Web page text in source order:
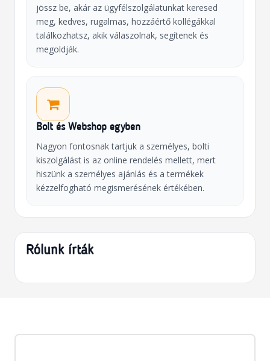
jössz be, akár az ügyfélszolgálatunkat keresed
meg, kedves, rugalmas, hozzáértő kollégákkal
találkozhatsz, akik válaszolnak, segítenek és
megoldják.
Bolt és Webshop egyben
Nagyon fontosnak tartjuk a személyes, bolti
kiszolgálást is az online rendelés mellett, mert
hiszünk a személyes ajánlás és a termékek
kézzelfogható megismerésének értékében.
Rólunk írták